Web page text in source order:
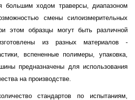
большим ходом траверсы, диапазоном
смены силоизмерительных
этом образцы могут быть различной
из разных материалов -
вспененные полимеры, упаковка,
предназначены для использования
на производстве.
стандартов по испытаниям,